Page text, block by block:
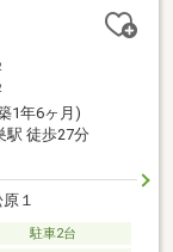
許センターなど
のす共生病院も
1年6ヶ月)
駅 徒歩27分
１
駐車2台